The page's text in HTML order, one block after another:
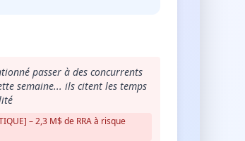
passer à des concurrents
semaine... ils citent les temps
– 2,3 M$ de RRA à risque